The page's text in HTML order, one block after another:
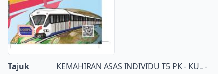
Tajuk
KEMAHIRAN ASAS INDIVIDU T5 PK - KUL -